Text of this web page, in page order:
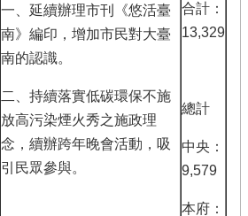
一、延續辦理市刊《悠活臺
南》編印，增加市民對大臺
南的認識。
二、持續落實低碳環保不施
放高污染煙火秀之施政理
念，續辦跨年晚會活動，吸
引民眾參與。
合計：
13,329
總計
中央：
9,579
本府：